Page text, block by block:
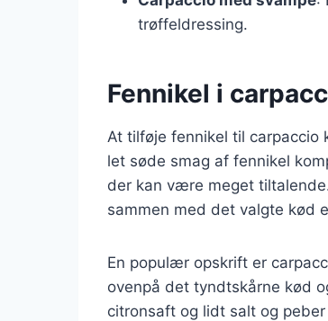
trøffeldressing.
Fennikel i
At tilføje fennikel til carpaccio
let søde smag af fennikel
der kan være meget
sammen med det valgte kød
En populær opskrift er
ovenpå det tyndtskårne kød
citronsaft og lidt salt og